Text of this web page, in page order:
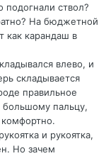
ствол?
На бюджетной
как карандаш в
влево, и
складывается
правильное
пальцу,
и рукоятка,
Но зачем